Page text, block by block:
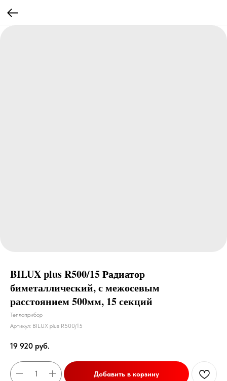
BILUX plus R500/15 Радиатор
биметаллический, с межосевым
расстоянием 500мм, 15 секций
Теплоприбор
Артикул: BILUX plus R500/15
19 920 руб.
Добавить в корзину